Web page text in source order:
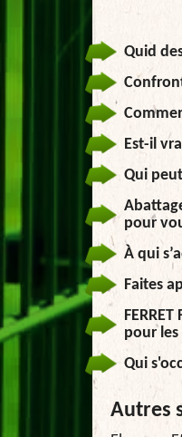
Quid
Est-il
Qui
pour
À qui
Faites
pour les
Qui
Autres